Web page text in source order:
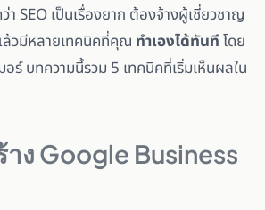
า SEO เป็นเรื่องยาก ต้องจ้างผู้เชี่ยวชาญ
วมีหลายเทคนิคที่คุณ ทำเองได้ทันทีโดย
อร์ บทความนี้รวม 5 เทคนิคที่เริ่มเห็นผลใน
าง Google Business